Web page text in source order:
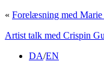
« Forelæsning med
Artist talk med Crispin
DA/EN